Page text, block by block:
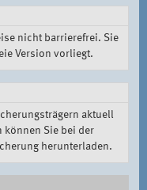
nicht barrierefrei. Sie
Version vorliegt.
aktuell
Sie bei der
herunterladen.